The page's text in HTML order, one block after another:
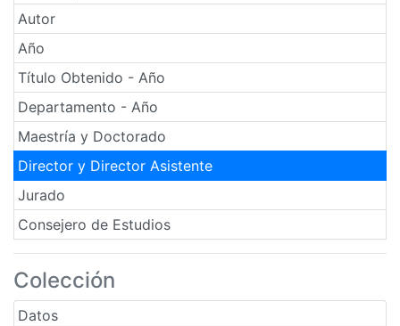
Autor
Año
Título Obtenido - Año
Departamento - Año
Maestría y Doctorado
Director y Director Asistente
Jurado
Consejero de Estudios
Colección
Datos